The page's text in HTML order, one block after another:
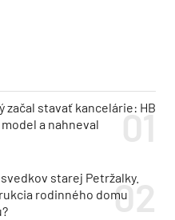
začal stavať kancelárie: HB
a nahneval
starej Petržalky.
rodinného domu